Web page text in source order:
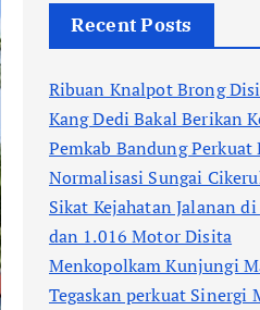
Recent Posts
Ribuan Knalpot Brong
Kang Dedi Bakal Berikan
Pemkab Bandung
Normalisasi Sungai
Sikat Kejahatan Jalanan
dan 1.016 Motor Disita
Menkopolkam Kunjungi
Tegaskan perkuat Sinergi